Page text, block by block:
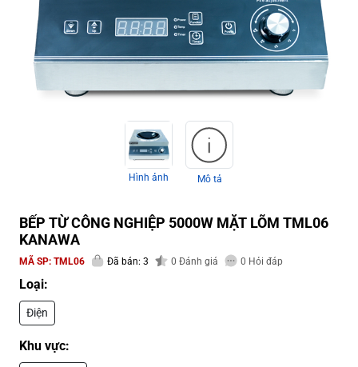
Hình ảnh Mô tả
BẾP TỪ CÔNG NGHIỆP 5000W MẶT LÕM TML06
KANAWA
MÃ SP: TML06 Đã bán: 3 0 Đánh giá 0 Hỏi đáp
Loại:
Điện
Khu vực: